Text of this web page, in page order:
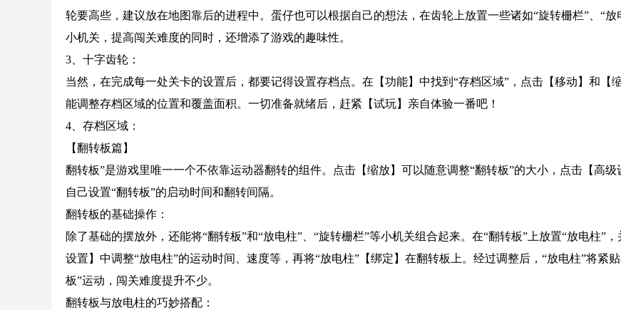
轮要高些，建议放在地图靠后的进程中。蛋仔也可以根据自己的想法，在齿轮上放置一些诸如“旋转栅栏”、“放
小机关，提高闯关难度的同时，还增添了游戏的趣味性。
3、十字齿轮：
当然，在完成每一处关卡的设置后，都要记得设置存档点。在【功能】中找到“存档区域”，点击【移动】和【
能调整存档区域的位置和覆盖面积。一切准备就绪后，赶紧【试玩】亲自体验一番吧！
4、存档区域：
【翻转板篇】
翻转板”是游戏里唯一一个不依靠运动器翻转的组件。点击【缩放】可以随意调整“翻转板”的大小，点击【高级
自己设置“翻转板”的启动时间和翻转间隔。
翻转板的基础操作：
除了基础的摆放外，还能将“翻转板”和“放电柱”、“旋转栅栏”等小机关组合起来。在“翻转板”上放置“放电柱”
设置】中调整“放电柱”的运动时间、速度等，再将“放电柱”【绑定】在翻转板上。经过调整后，“放电柱”将紧
板”运动，闯关难度提升不少。
翻转板与放电柱的巧妙搭配：